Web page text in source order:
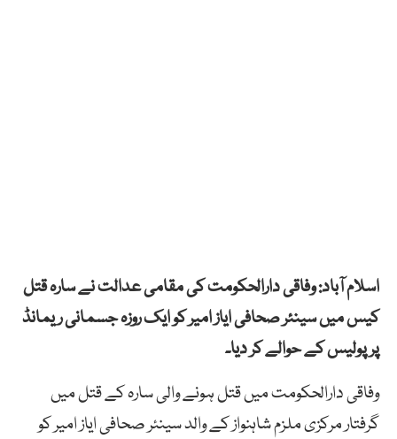
اسلام آباد: وفاقی دارالحکومت کی مقامی عدالت نے سارہ قتل
کیس میں سینئر صحافی ایاز امیر کو ایک روزہ جسمانی ریمانڈ
پر پولیس کے حوالے کر دیا۔
وفاقی دارالحکومت میں قتل ہونے والی سارہ کے قتل میں
گرفتار مرکزی ملزم شاہنواز کے والد سینئر صحافی ایاز امیر کو